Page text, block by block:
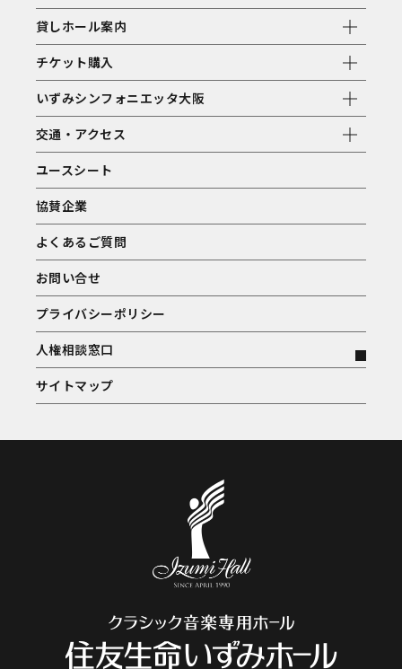
貸しホール案内
チケット購入
いずみシンフォニエッタ大阪
交通・アクセス
ユースシート
協賛企業
よくあるご質問
お問い合せ
プライバシーポリシー
人権相談窓口
サイトマップ